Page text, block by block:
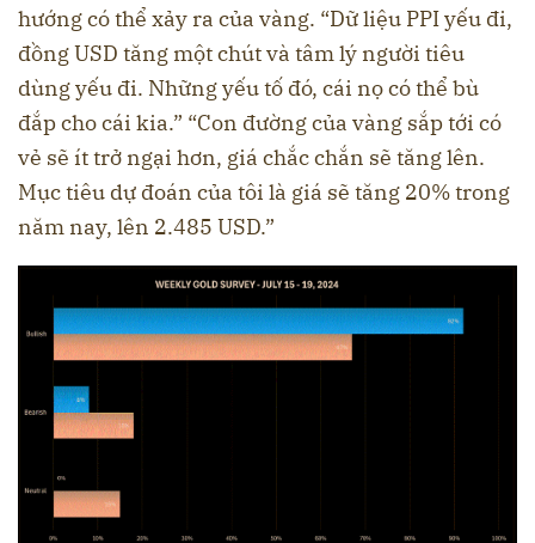
hướng có thể xảy ra của vàng. “Dữ liệu PPI yếu đi,
đồng USD tăng một chút và tâm lý người tiêu
dùng yếu đi. Những yếu tố đó, cái nọ có thể bù
đắp cho cái kia.” “Con đường của vàng sắp tới có
vẻ sẽ ít trở ngại hơn, giá chắc chắn sẽ tăng lên.
Mục tiêu dự đoán của tôi là giá sẽ tăng 20% trong
năm nay, lên 2.485 USD.”